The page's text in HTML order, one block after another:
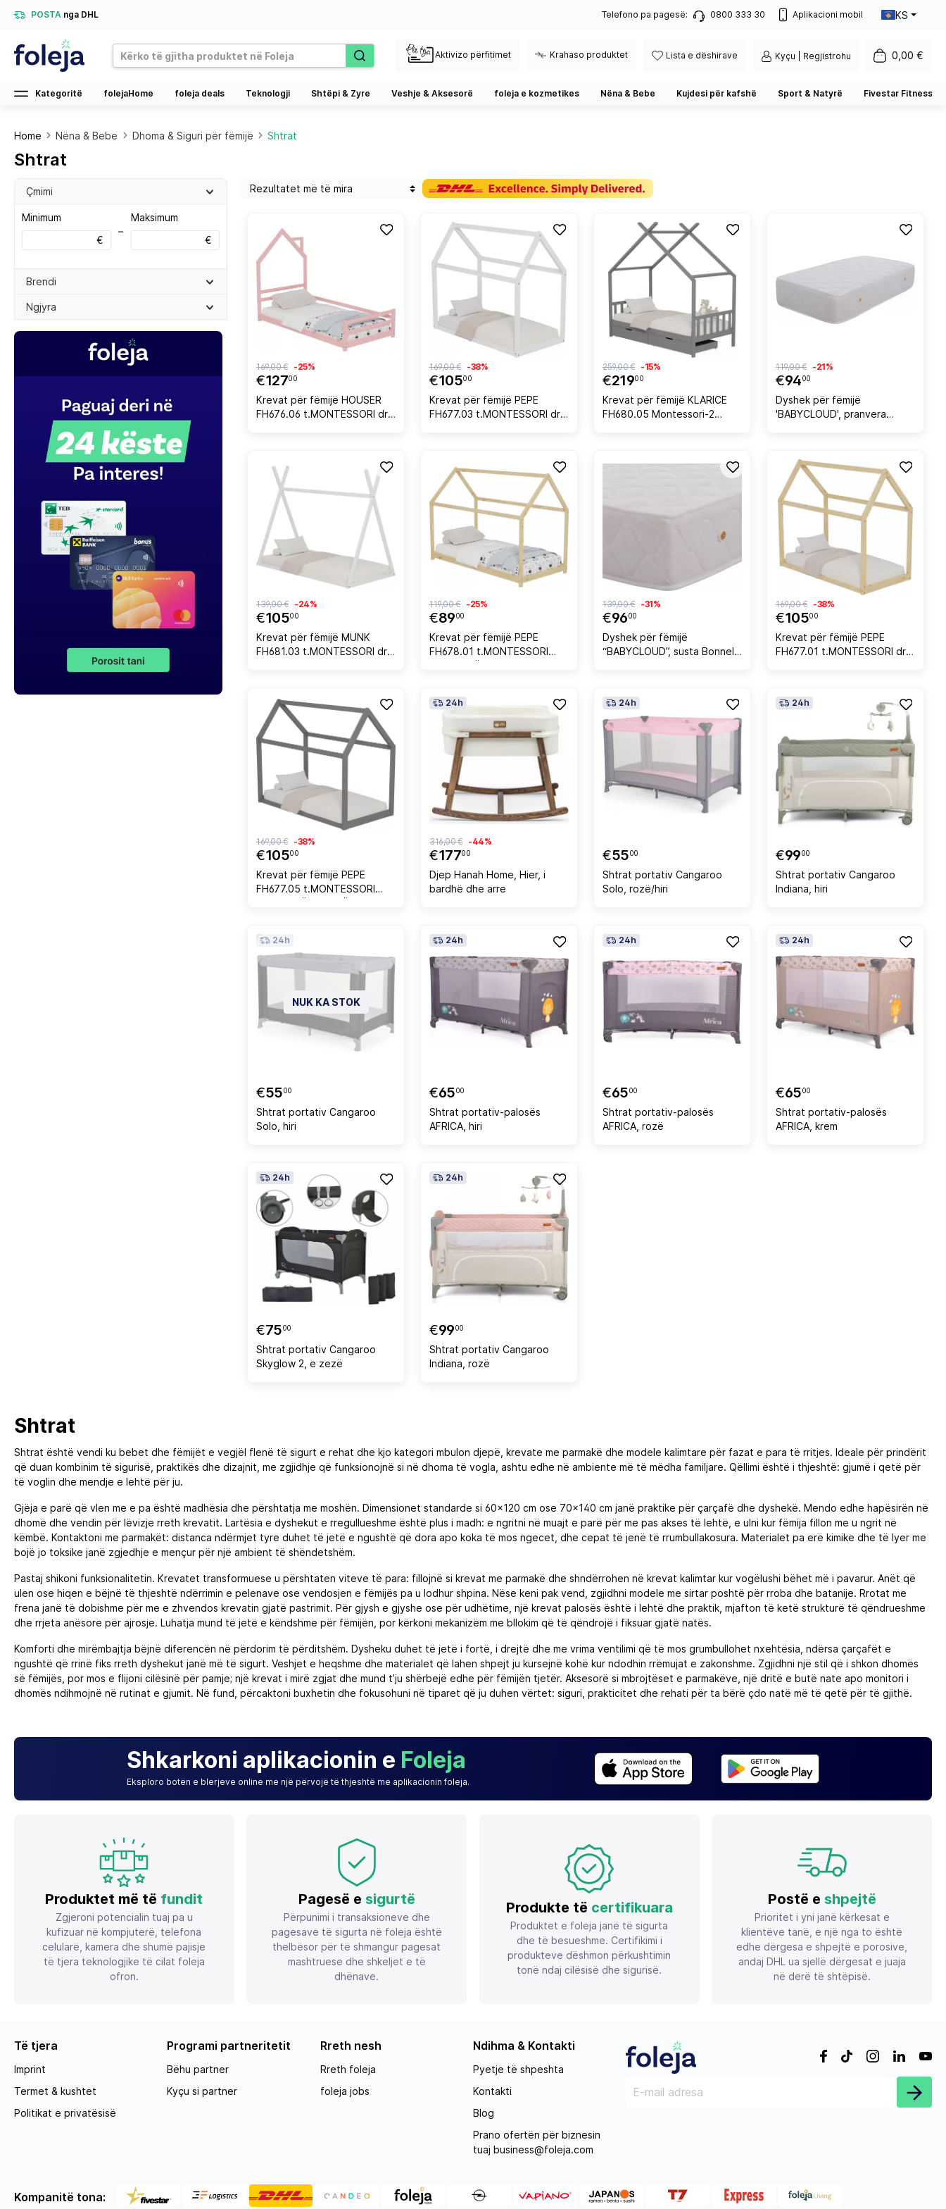
POSTA nga DHL Telefono pa pagesë: 0800 333 30 Aplikacioni mobil KS
Aktivizo përfitimet Krahaso produktet Lista e dëshirave Kyçu | Regjistrohu 0,00 €
Kategoritë folejaHome foleja deals Teknologji Shtëpi & Zyre Veshje & Aksesorë foleja e kozmetikes Nëna & Bebe Kujdesi për kafshë Sport & Natyrë Fivestar Fitness
Home Nëna & Bebe Dhoma & Siguri për fëmijë Shtrat
Shtrat
Brendi
Ngjyra
Çmimi
Minimum
€
–
Maksimum
€
€12700
169,00 € -25%
Krevat për fëmijë HOUSER
FH676.06 t.MONTESSORI dru
€10500
169,00 € -38%
Krevat për fëmijë PEPE
FH677.03 t.MONTESSORI dru
€21900
259,00 € -15%
Krevat për fëmijë KLARICE
FH680.05 Montessori-2
€9400
119,00 € -21%
Dyshek për fëmijë
'BABYCLOUD', pranvera
€10500
139,00 € -24%
Krevat për fëmijë MUNK
FH681.03 t.MONTESSORI dru
€8900
119,00 € -25%
Krevat për fëmijë PEPE
FH678.01 t.MONTESSORI
€9600
139,00 € -31%
Dyshek për fëmijë
“BABYCLOUD”, susta Bonnell,
€10500
169,00 € -38%
Krevat për fëmijë PEPE
FH677.01 t.MONTESSORI dru
€10500
169,00 € -38%
Krevat për fëmijë PEPE
FH677.05 t.MONTESSORI
24h
€17700
316,00 € -44%
Djep Hanah Home, Hier, i
bardhë dhe arre
24h
€5500
Shtrat portativ Cangaroo
Solo, rozë/hiri
24h
€9900
Shtrat portativ Cangaroo
Indiana, hiri
24h
NUK KA STOK
€5500
Shtrat portativ Cangaroo
Solo, hiri
24h
€6500
Shtrat portativ-palosës
AFRICA, hiri
24h
€6500
Shtrat portativ-palosës
AFRICA, rozë
24h
€6500
Shtrat portativ-palosës
AFRICA, krem
24h
€7500
Shtrat portativ Cangaroo
Skyglow 2, e zezë
24h
€9900
Shtrat portativ Cangaroo
Indiana, rozë
Shtrat
Shtrat është vendi ku bebet dhe fëmijët e vegjël flenë të sigurt e rehat dhe kjo kategori mbulon djepë, krevate me parmakë dhe modele kalimtare për fazat e para të rritjes. Ideale për prindërit
që duan kombinim të sigurisë, praktikës dhe dizajnit, me zgjidhje që funksionojnë si në dhoma të vogla, ashtu edhe në ambiente më të mëdha familjare. Qëllimi është i thjeshtë: gjumë i qetë për
të voglin dhe mendje e lehtë për ju.
Gjëja e parë që vlen me e pa është madhësia dhe përshtatja me moshën. Dimensionet standarde si 60x120 cm ose 70x140 cm janë praktike për çarçafë dhe dyshekë. Mendo edhe hapësirën në
dhomë dhe vendin për lëvizje rreth krevatit. Lartësia e dyshekut e rregullueshme është plus i madh: e ngritni në muajt e parë për me pas akses të lehtë, e ulni kur fëmija fillon me u ngrit në
këmbë. Kontaktoni me parmakët: distanca ndërmjet tyre duhet të jetë e ngushtë që dora apo koka të mos ngecet, dhe cepat të jenë të rrumbullakosura. Materialet pa erë kimike dhe të lyer me
bojë jo toksike janë zgjedhje e mençur për një ambient të shëndetshëm.
Pastaj shikoni funksionalitetin. Krevatet transformuese u përshtaten viteve të para: fillojnë si krevat me parmakë dhe shndërrohen në krevat kalimtar kur vogëlushi bëhet më i pavarur. Anët që
ulen ose hiqen e bëjnë të thjeshtë ndërrimin e pelenave ose vendosjen e fëmijës pa u lodhur shpina. Nëse keni pak vend, zgjidhni modele me sirtar poshtë për rroba dhe batanije. Rrotat me
frena janë të dobishme për me e zhvendos krevatin gjatë pastrimit. Për gjysh e gjyshe ose për udhëtime, një krevat palosës është i lehtë dhe praktik, mjafton të ketë strukturë të qëndrueshme
dhe rrjeta anësore për ajrosje. Luhatja mund të jetë e këndshme për fëmijën, por kërkoni mekanizëm me bllokim që të qëndrojë i fiksuar gjatë natës.
Komforti dhe mirëmbajtja bëjnë diferencën në përdorim të përditshëm. Dysheku duhet të jetë i fortë, i drejtë dhe me vrima ventilimi që të mos grumbullohet nxehtësia, ndërsa çarçafët e
ngushtë që rrinë fiks rreth dyshekut janë më të sigurt. Veshjet e heqshme dhe materialet që lahen shpejt ju kursejnë kohë kur ndodhin rrëmujat e zakonshme. Zgjidhni një stil që i shkon dhomës
së fëmijës, por mos e flijoni cilësinë për pamje; një krevat i mirë zgjat dhe mund t’ju shërbejë edhe për fëmijën tjetër. Aksesorë si mbrojtëset e parmakëve, një dritë e butë nate apo monitori i
dhomës ndihmojnë në rutinat e gjumit. Në fund, përcaktoni buxhetin dhe fokusohuni në tiparet që ju duhen vërtet: siguri, prakticitet dhe rehati për ta bërë çdo natë më të qetë për të gjithë.
Shkarkoni aplikacionin e Foleja
Eksploro botën e blerjeve online me një përvojë të thjeshtë me aplikacionin foleja.
Produktet më të fundit
Zgjeroni potencialin tuaj pa u
kufizuar në kompjuterë, telefona
celularë, kamera dhe shumë pajisje
të tjera teknologjike të cilat foleja
ofron.
Pagesë e sigurtë
Përpunimi i transaksioneve dhe
pagesave të sigurta në foleja është
thelbësor për të shmangur pagesat
mashtruese dhe shkeljet e të
dhënave.
Produkte të certifikuara
Produktet e foleja janë të sigurta
dhe të besueshme. Certifikimi i
produkteve dëshmon përkushtimin
tonë ndaj cilësisë dhe sigurisë.
Postë e shpejtë
Prioritet i yni janë kërkesat e
klientëve tanë, e një nga to është
edhe dërgesa e shpejtë e porosive,
andaj DHL ua sjellë dërgesat e juaja
në derë të shtëpisë.
Të tjera
Imprint
Termet & kushtet
Politikat e privatësisë
Programi partneritetit
Bëhu partner
Kyçu si partner
Rreth nesh
Rreth foleja
foleja jobs
Ndihma & Kontakti
Pyetje të shpeshta
Kontakti
Blog
Prano ofertën për biznesin
tuaj business@foleja.com
Kompanitë tona: